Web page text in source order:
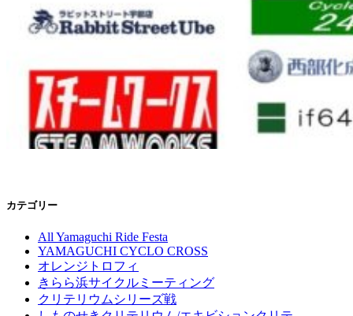
カテゴリー
All Yamaguchi Ride Festa
YAMAGUCHI CYCLO CROSS
オレンジトロフィ
きらら浜サイクルミーティング
クリテリウムシリーズ戦